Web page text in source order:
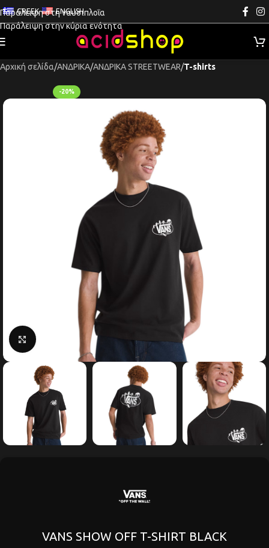
Παράλειψη στη ναυσιπλοΐα
Παράλειψη στην κύρια ενότητα
GREEK ENGLISH
Αρχική σελίδα ΑΝΔΡΙΚΑ ΑΝΔΡΙΚΑ STREETWEAR T-shirts
-20%
Κάντε κλικ για μεγέθυνση
VANS SHOW OFF T-SHIRT BLACK